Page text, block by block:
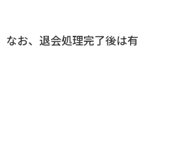
なお、退会処理完了後は有